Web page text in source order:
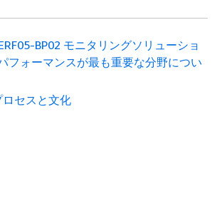
BP02 モニタリングソリューショ
フォーマンスが最も重要な分野につい
ロセスと文化